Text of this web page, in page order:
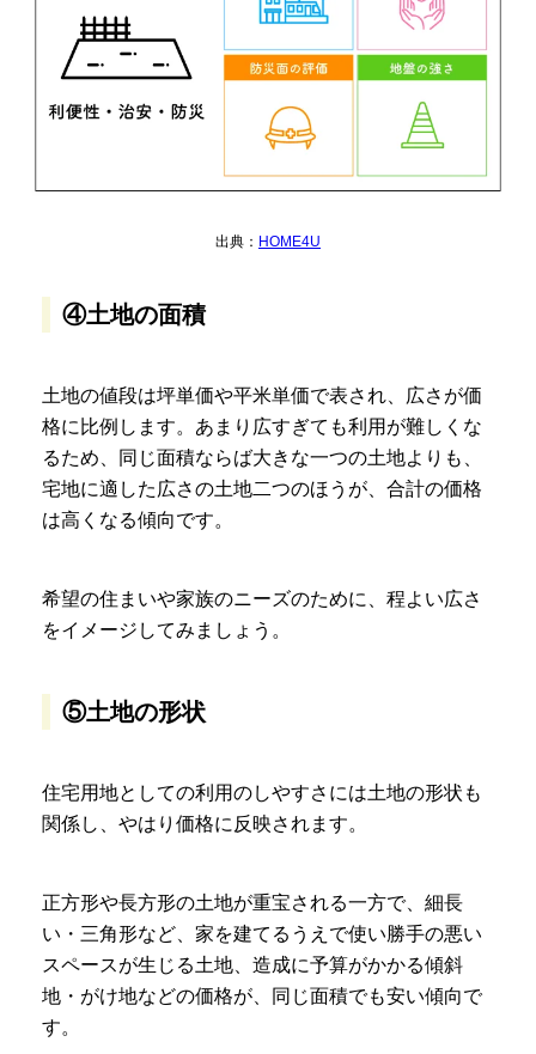
出典： HOME4U
④土地の面積
土地の値段は坪単価や平米単価で表され、広さが価
格に比例します。あまり広すぎても利用が難しくな
るため、同じ面積ならば大きな一つの土地よりも、
宅地に適した広さの土地二つのほうが、合計の価格
は高くなる傾向です。
希望の住まいや家族のニーズのために、程よい広さ
をイメージしてみましょう。
⑤土地の形状
住宅用地としての利用のしやすさには土地の形状も
関係し、やはり価格に反映されます。
正方形や長方形の土地が重宝される一方で、細長
い・三角形など、家を建てるうえで使い勝手の悪い
スペースが生じる土地、造成に予算がかかる傾斜
地・がけ地などの価格が、同じ面積でも安い傾向で
す。